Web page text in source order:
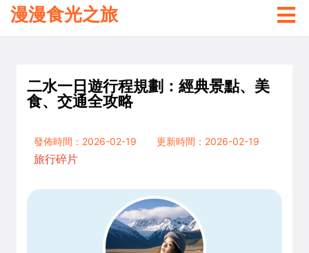
漫漫食光之旅
二水一日遊行程規劃：經典景點、美
食、交通全攻略
發佈時間：2026-02-19
更新時間：2026-02-19
旅行碎片